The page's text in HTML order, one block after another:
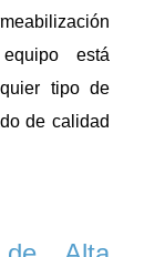
está
tipo de
de calidad